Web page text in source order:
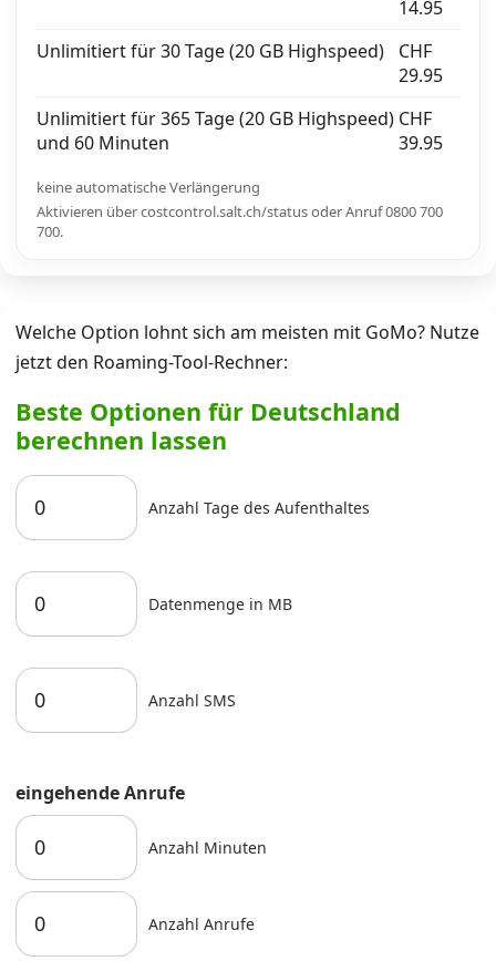
14.95
Unlimitiert für 30 Tage (20 GB Highspeed)
CHF
29.95
Unlimitiert für 365 Tage (20 GB Highspeed)
und 60 Minuten
CHF
39.95
keine automatische Verlängerung
Aktivieren über costcontrol.salt.ch/status oder Anruf 0800 700
700.
Welche Option lohnt sich am meisten mit GoMo? Nutze
jetzt den Roaming-Tool-Rechner:
Beste Optionen für Deutschland
berechnen lassen
Anzahl Tage des Aufenthaltes
Datenmenge in MB
Anzahl SMS
eingehende Anrufe
Anzahl Minuten
Anzahl Anrufe